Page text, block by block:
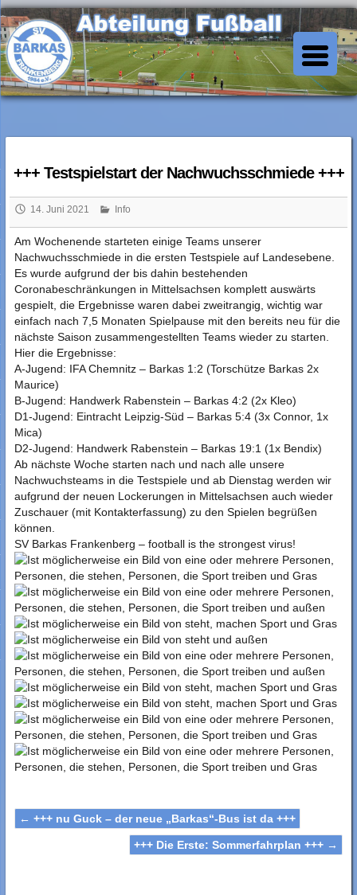
Skip
to
content
SV Barkas Abt. Fussball
+++ Testspielstart der Nachwuchsschmiede +++
14. Juni 2021 Info
Am Wochenende starteten einige Teams unserer
Nachwuchsschmiede in die ersten Testspiele auf Landesebene.
Es wurde aufgrund der bis dahin bestehenden
Coronabeschränkungen in Mittelsachsen komplett auswärts
gespielt, die Ergebnisse waren dabei zweitrangig, wichtig war
einfach nach 7,5 Monaten Spielpause mit den bereits neu für die
nächste Saison zusammengestellten Teams wieder zu starten.
Hier die Ergebnisse:
A-Jugend: IFA Chemnitz – Barkas 1:2 (Torschütze Barkas 2x
Maurice)
B-Jugend: Handwerk Rabenstein – Barkas 4:2 (2x Kleo)
D1-Jugend: Eintracht Leipzig-Süd – Barkas 5:4 (3x Connor, 1x
Mica)
D2-Jugend: Handwerk Rabenstein – Barkas 19:1 (1x Bendix)
Ab nächste Woche starten nach und nach alle unsere
Nachwuchsteams in die Testspiele und ab Dienstag werden wir
aufgrund der neuen Lockerungen in Mittelsachsen auch wieder
Zuschauer (mit Kontakterfassung) zu den Spielen begrüßen
können.
SV Barkas Frankenberg – football is the strongest virus!
← +++ nu Guck – der neue „Barkas“-Bus ist da +++
+++ Die Erste: Sommerfahrplan +++ →